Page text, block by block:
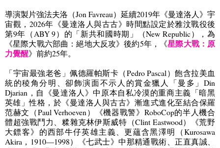
導演製片強法夫洛（Jon Favreau）延續2019年《曼達洛人》宇
宙觀， 2026年《曼達洛人與古古》時間點設定於雅汶戰役後
第9年（ABY 9）的「新共和國時期」（New Republic），為
《星際大戰六部曲：絕地大反攻》後約5年，《星際大戰：原
力覺醒》前約25年。
「宇宙最強老爸」佩德羅帕斯卡（Pedro Pascal）飽含拉美血
統的稜角分明、卻飾演面不示人的賞金獵人「曼多」 Din
Djarian ，自《曼達洛人》中原本自私冷漠的重商主義「暗黑
英雄」性格，於《曼達洛人與古古》漸進式進化至結合保羅
范赫文（Paul Verhoeven）《機器戰警》 RoboCop的半人機合
體超強戰鬥力、糅雜克林伊斯威特（Clint Eastwood）《荒野
大鏢客》的西部牛仔英雄主義、更蘊含黑澤明（Kurosawa
Akira ， 1910—1998）《七武士》中那精通戰術、正直真誠、